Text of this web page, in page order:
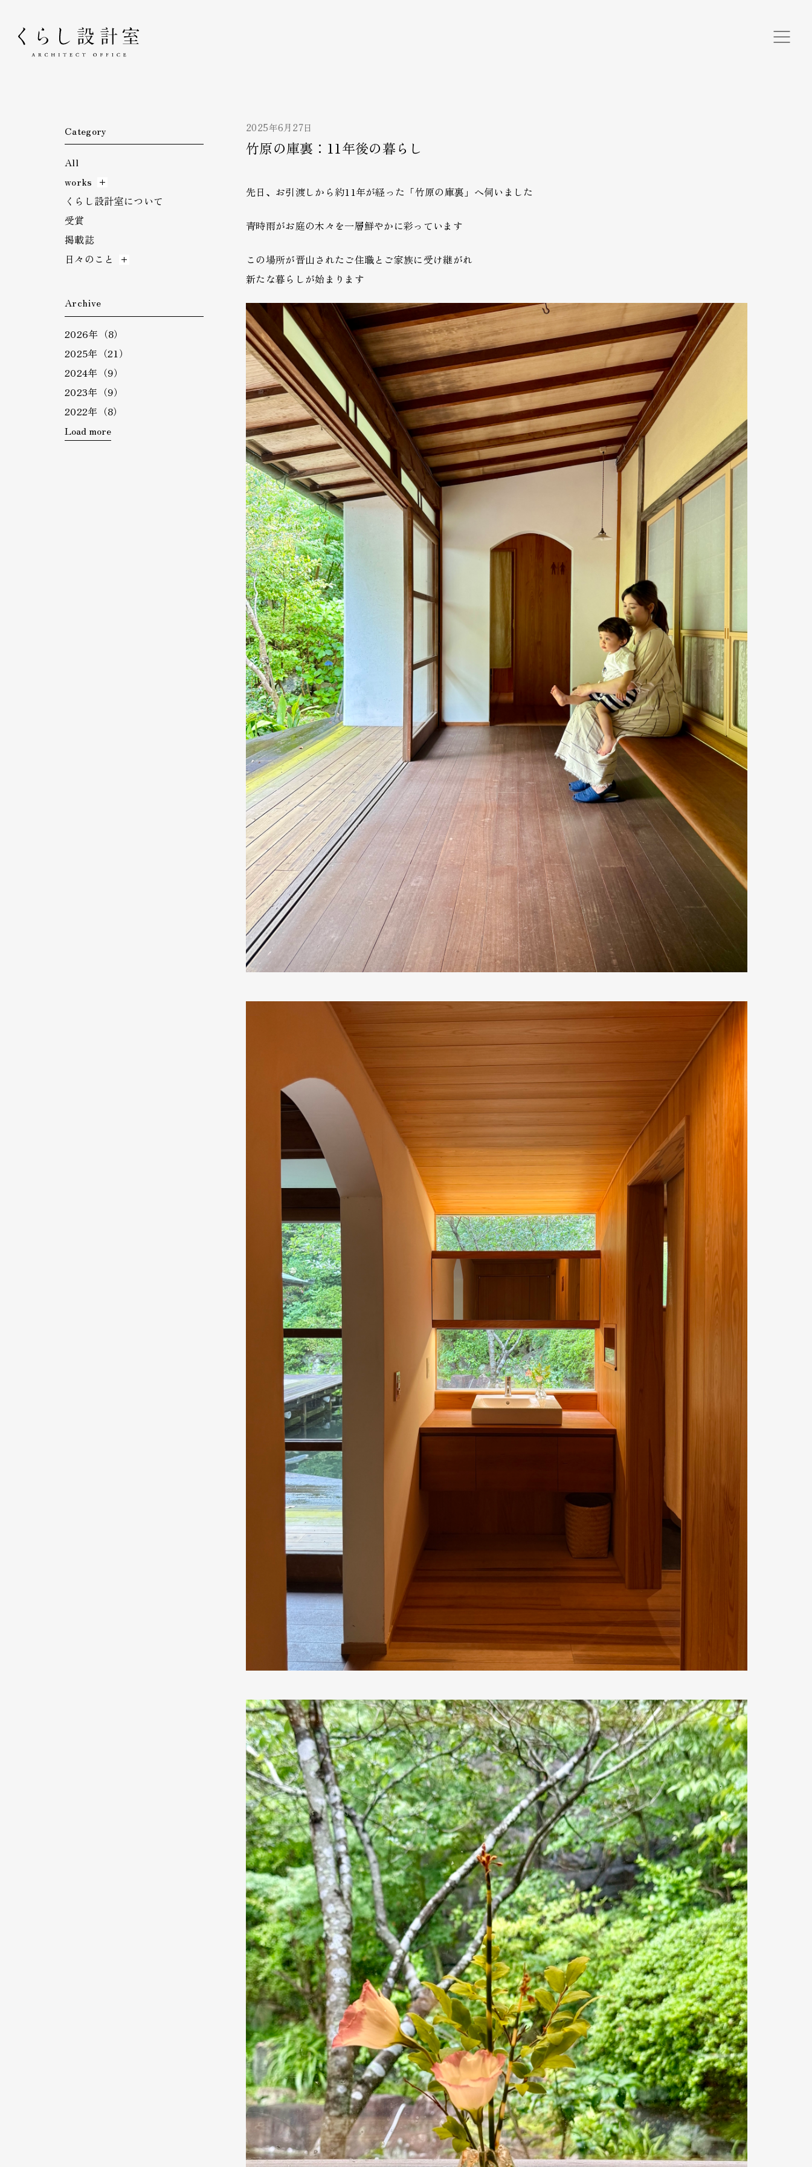
2025年6月27日
竹原の庫裏：11年後の暮らし
先日、お引渡しから約11年が経った「竹原の庫裏」へ伺いました
青時雨がお庭の木々を一層鮮やかに彩っています
この場所が晋山されたご住職とご家族に受け継がれ
新たな暮らしが始まります
Category
All
works
くらし設計室について
受賞
掲載誌
日々のこと
Archive
2026年（8）
2025年（21）
2024年（9）
2023年（9）
2022年（8）
Load more